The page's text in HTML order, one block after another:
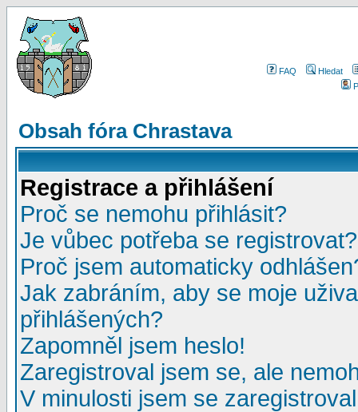
FAQ
Hledat
Obsah fóra Chrastava
Registrace a přihlášení
Proč se nemohu přihlásit?
Je vůbec potřeba se registrovat?
Proč jsem automaticky
Jak zabráním, aby se moje
přihlášených?
Zapomněl jsem heslo!
Zaregistroval jsem se, ale
V minulosti jsem se